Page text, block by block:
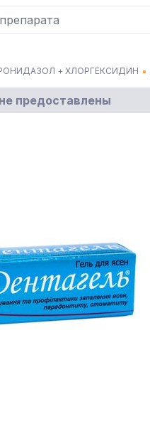
+ ХЛОРГЕКСИДИН
предоставлены